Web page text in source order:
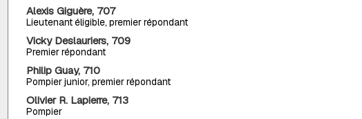
Alexis Giguère, 707
Lieutenant éligible, premier répondant
Vicky Deslauriers, 709
Premier répondant
Philip Guay, 710
Pompier junior, premier répondant
Olivier R. Lapierre, 713
Pompier